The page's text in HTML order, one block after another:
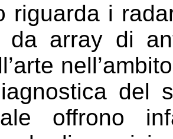
riguarda i
da array di
del
offrono